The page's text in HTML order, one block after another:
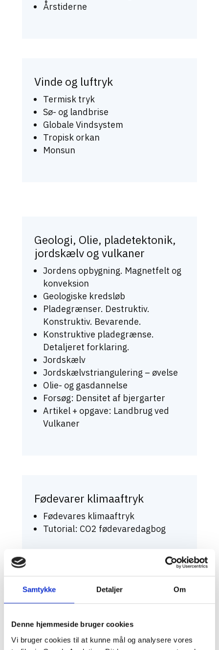
Samtykke Detaljer Om
Denne hjemmeside bruger cookies
Vi bruger cookies til at kunne mål og analysere vores
Årstiderne
Vinde og luftryk
Termisk tryk
Sø- og landbrise
Globale Vindsystem
Tropisk orkan
Monsun
Geologi, Olie, pladetektonik,
jordskælv og vulkaner
Jordens opbygning. Magnetfelt og
konveksion
Geologiske kredsløb
Pladegrænser. Destruktiv.
Konstruktiv. Bevarende.
Konstruktive pladegrænse.
Detaljeret forklaring.
Jordskælv
Jordskælvstriangulering – øvelse
Olie- og gasdannelse
Forsøg: Densitet af bjergarter
Artikel + opgave: Landbrug ved
Vulkaner
Fødevarer klimaaftryk
Fødevares klimaaftryk
Tutorial: CO2 fødevaredagbog
Kredsløb: C, N, vand, geoglogi
Vandets- kredsløb og
balanceligning
Kulstofs kredsløb